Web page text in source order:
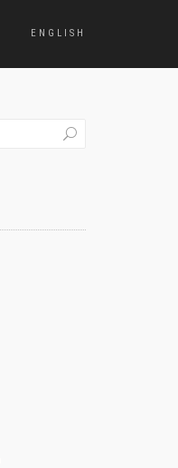
ENGLISH